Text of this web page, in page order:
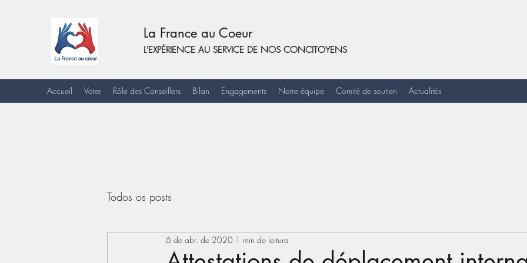
La France au Coeur
L'EXPÉRIENCE AU SERVICE DE NOS CONCITOYENS
Accueil Voter Rôle des Conseillers Bilan Engagements Notre équipe Comité de soutien Actualités
Todos os posts
6 de abr. de 2020 1 min de leitura